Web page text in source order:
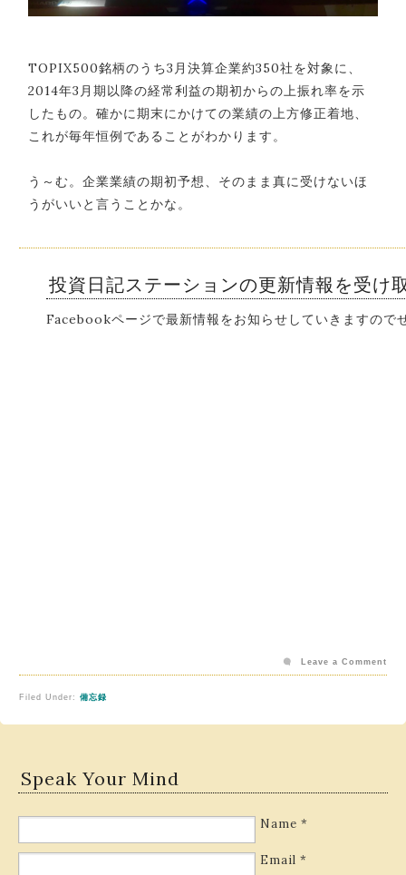
TOPIX500銘柄のうち3月決算企業約350社を対象に、
2014年3月期以降の経常利益の期初からの上振れ率を示
したもの。確かに期末にかけての業績の上方修正着地、
これが毎年恒例であることがわかります。
う～む。企業業績の期初予想、そのまま真に受けないほ
うがいいと言うことかな。
投資日記ステーションの更新情報を受け
Facebookページで最新情報をお知らせしていきますので
Filed Under: 備忘録
Leave a Comment
Speak Your Mind
Name *
Email *